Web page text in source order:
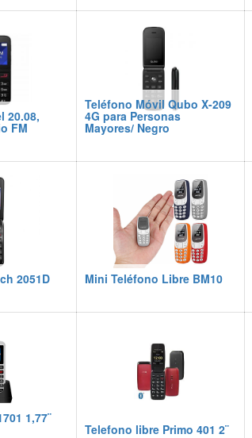
20.08,
FM
Teléfono Móvil Qubo X-209
4G para Personas
Mayores/ Negro
2051D Mini Teléfono Libre BM10
1,77¨
Telefono libre Primo 401 2¨